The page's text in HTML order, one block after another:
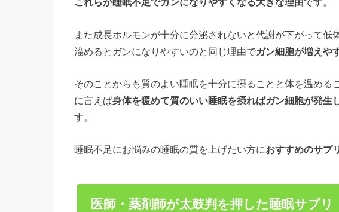
また成長ホルモンが十分に分泌されないと代謝が下がって低
溜めるとガンになりやすいのと同じ理由でガン細胞が増えや
そのことからも質のよい睡眠を十分に摂ることと体を温める
に言えば身体を暖めて質のいい睡眠を摂ればガン細胞が発生
す。
睡眠不足にお悩みの睡眠の質を上げたい方におすすめのサプ
医師・薬剤師が太鼓判を押した睡眠サプリ